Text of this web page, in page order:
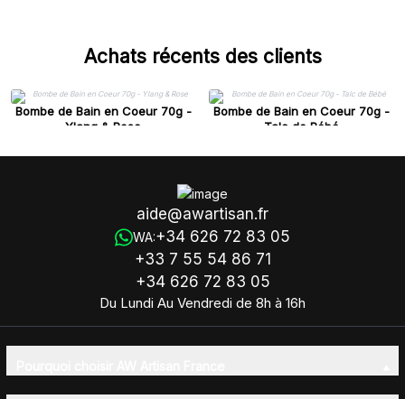
Achats récents des clients
Bombe de Bain en Coeur 70g -
Ylang & Rose
Bombe de Bain en Coeur 70g -
Talc de Bébé
aide@awartisan.fr
WA:+34 626 72 83 05
+33 7 55 54 86 71
+34 626 72 83 05
Du Lundi Au Vendredi de 8h à 16h